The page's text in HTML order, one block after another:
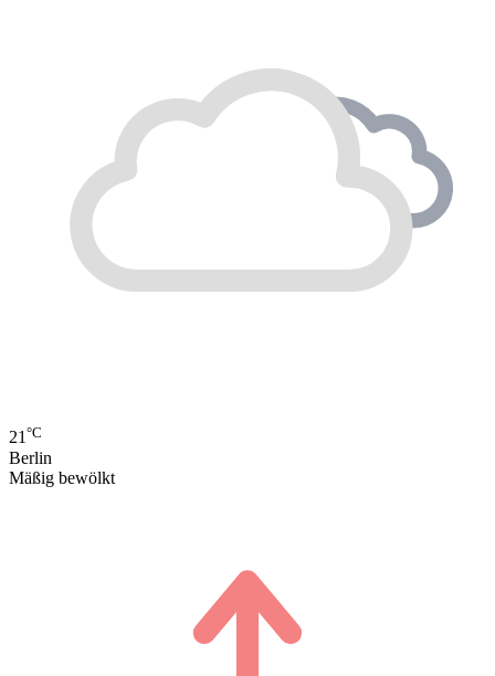
21°C
Berlin
Mäßig bewölkt